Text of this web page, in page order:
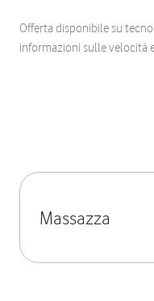
Offerta disponibile su
informazioni sulle velocità
Massazza